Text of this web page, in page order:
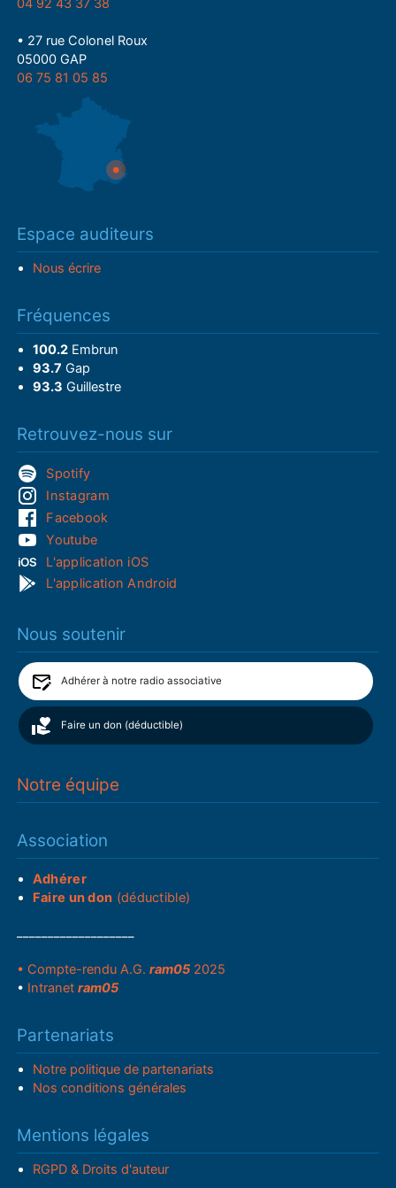
04 92 43 37 38
• 27 rue Colonel Roux
05000 GAP
06 75 81 05 85
Espace auditeurs
Nous écrire
Fréquences
100.2Embrun
93.7 Gap
93.3 Guillestre
Retrouvez-nous sur
Spotify
Instagram
Facebook
Youtube
L'application iOS
L'application Android
Nous soutenir
Adhérer à notre radio associative
Faire un don (déductible)
Notre équipe
Association
Adhérer
Faire un don (déductible)
• Compte-rendu A.G.ram05 2025
• Intranetram05
Partenariats
Notre politique de partenariats
Nos conditions générales
Mentions légales
RGPD & Droits d'auteur